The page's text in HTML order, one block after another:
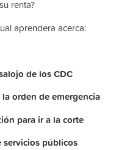
renta?
aprendera acerca:
de los CDC
laorden deemergencia
para ir a la corte
servicios públicos